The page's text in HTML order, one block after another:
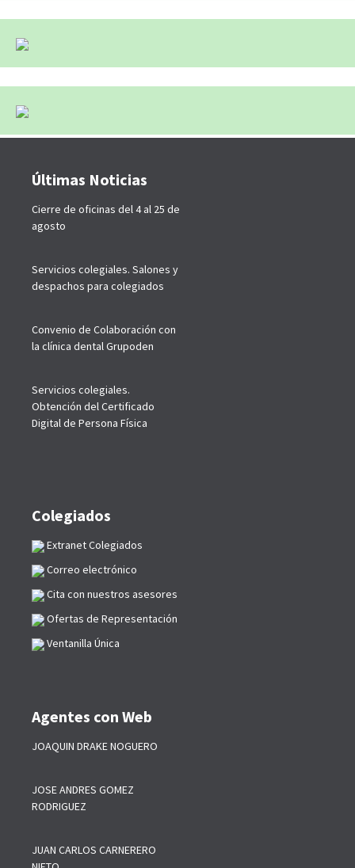
Últimas Noticias
Cierre de oficinas del 4 al 25 de
agosto
Servicios colegiales. Salones y
despachos para colegiados
Convenio de Colaboración con
la clínica dental Grupoden
Servicios colegiales.
Obtención del Certificado
Digital de Persona Física
Colegiados
Extranet Colegiados
Correo electrónico
Cita con nuestros asesores
Ofertas de Representación
Ventanilla Única
Agentes con Web
JOAQUIN DRAKE NOGUERO
JOSE ANDRES GOMEZ
RODRIGUEZ
JUAN CARLOS CARNERERO